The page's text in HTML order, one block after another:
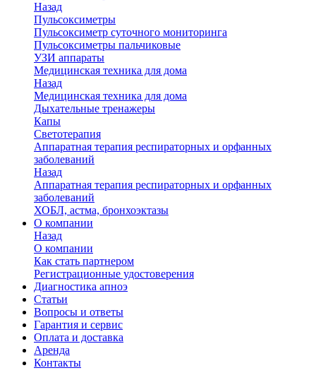
Назад
Пульсоксиметры
Пульсоксиметр суточного мониторинга
Пульсоксиметры пальчиковые
УЗИ аппараты
Медицинская техника для дома
Назад
Медицинская техника для дома
Дыхательные тренажеры
Капы
Светотерапия
Аппаратная терапия респираторных и орфанных
заболеваний
Назад
Аппаратная терапия респираторных и орфанных
заболеваний
ХОБЛ, астма, бронхоэктазы
О компании
Назад
О компании
Как стать партнером
Регистрационные удостоверения
Диагностика апноэ
Статьи
Вопросы и ответы
Гарантия и сервис
Оплата и доставка
Аренда
Контакты